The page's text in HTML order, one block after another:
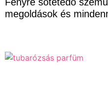
megoldások és